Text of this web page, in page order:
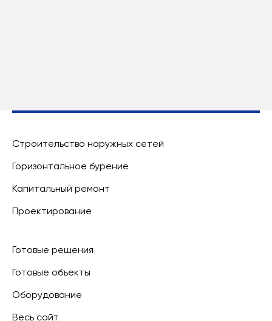
Строительство наружных сетей
Горизонтальное бурение
Капитальный ремонт
Проектирование
Готовые решения
Готовые объекты
Оборудование
Весь сайт